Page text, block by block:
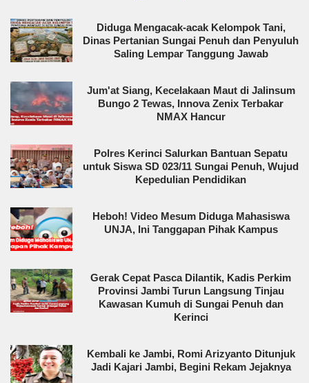
Diduga Mengacak-acak Kelompok Tani,
Dinas Pertanian Sungai Penuh dan Penyuluh
Saling Lempar Tanggung Jawab
Jum'at Siang, Kecelakaan Maut di Jalinsum
Bungo 2 Tewas, Innova Zenix Terbakar
NMAX Hancur
Polres Kerinci Salurkan Bantuan Sepatu
untuk Siswa SD 023/11 Sungai Penuh, Wujud
Kepedulian Pendidikan
Heboh! Video Mesum Diduga Mahasiswa
UNJA, Ini Tanggapan Pihak Kampus
Gerak Cepat Pasca Dilantik, Kadis Perkim
Provinsi Jambi Turun Langsung Tinjau
Kawasan Kumuh di Sungai Penuh dan
Kerinci
Kembali ke Jambi, Romi Arizyanto Ditunjuk
Jadi Kajari Jambi, Begini Rekam Jejaknya